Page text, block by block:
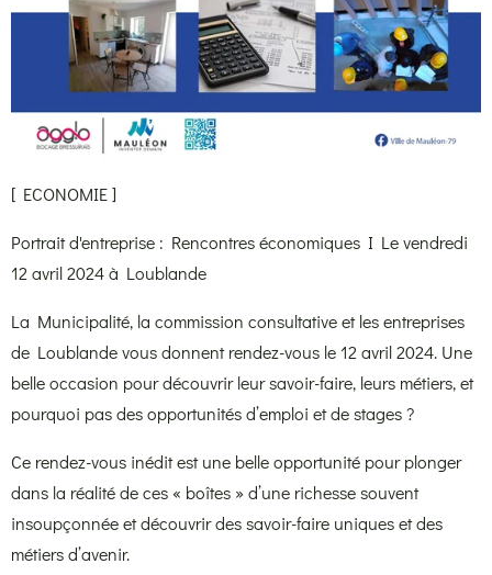
[ ECONOMIE ]
Portrait d'entreprise : Rencontres économiques I Le vendredi
12 avril 2024 à Loublande
La Municipalité, la commission consultative et les entreprises
de Loublande vous donnent rendez-vous le 12 avril 2024. Une
belle occasion pour découvrir leur savoir-faire, leurs métiers, et
pourquoi pas des opportunités d’emploi et de stages ?
Ce rendez-vous inédit est une belle opportunité pour plonger
dans la réalité de ces « boîtes » d’une richesse souvent
insoupçonnée et découvrir des savoir-faire uniques et des
métiers d’avenir.